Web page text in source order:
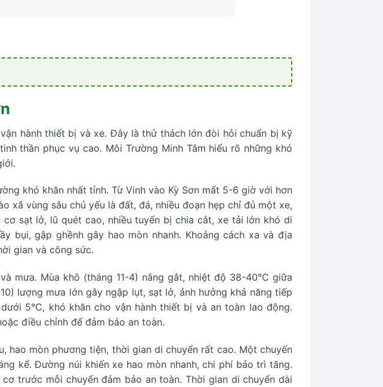
hành thiết bị và xe. Đây là thử thách lớn đòi hỏi chuẩn bị kỹ
thần phục vụ cao. Môi Trường Minh Tâm hiểu rõ những khó
khó khăn nhất tỉnh. Từ Vinh vào Kỳ Sơn mất 5-6 giờ với hơn
xã vùng sâu chủ yếu là đất, đá, nhiều đoạn hẹp chỉ đủ một xe,
sạt lở, lũ quét cao, nhiều tuyến bị chia cắt, xe tải lớn khó di
bụi, gập ghềnh gây hao mòn nhanh. Khoảng cách xa và địa
gian và công sức.
mưa. Mùa khô (tháng 11-4) nắng gắt, nhiệt độ 38-40°C giữa
lượng mưa lớn gây ngập lụt, sạt lở, ảnh hưởng khả năng tiếp
5°C, khó khăn cho vận hành thiết bị và an toàn lao động.
điều chỉnh để đảm bảo an toàn.
hao mòn phương tiện, thời gian di chuyển rất cao. Một chuyến
kể. Đường núi khiến xe hao mòn nhanh, chi phí bảo trì tăng.
trước mỗi chuyến đảm bảo an toàn. Thời gian di chuyển dài